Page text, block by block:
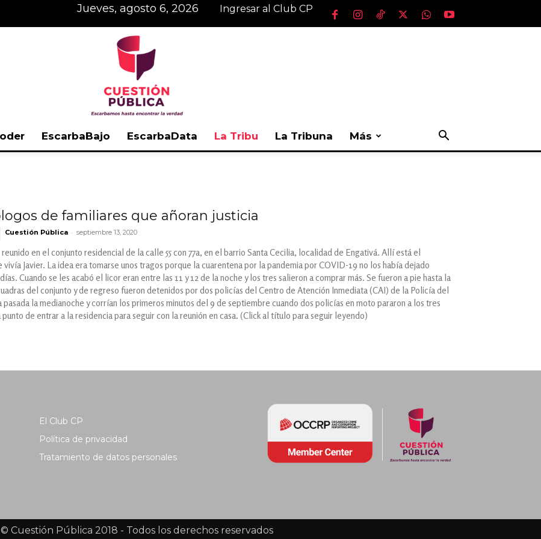
jueves, agosto 6, 2026 Ingresar al Club CP
EscarbaBajo EscarbaData La Tribu La Tribuna Más
de familiares que añoran justicia
Cuestión Pública - septiembre 13, 2020
en el conjunto residencial de la calle 55 con 77a, en el barrio Santa Cecilia, localidad de Engativá. Allí está el
Javier. La idea era tomarse unos tragos porque la cuarentena por la pandemia por COVID-19 no los había dejado
Cuando se les acabó el licor eran entre las 11 y 12 de la noche y los tres salieron a comprar más. Se fueron a pie hasta la
del conjunto y de regreso fueron detenidos por dos policías del Centro de Atención Inmediata (CAI) de la Policía del
pasada la medianoche y corrían los primeros minutos del 9 de septiembre cuando dos policías en moto pararon a los tres
punto de entrar a la residencia para seguir con la reunión en casa. (Click al título para seguir leyendo)
El Club CP
Política de privacidad
Tratamiento de datos personales
© Cuestión Pública 2018 - Todos los derechos reservados